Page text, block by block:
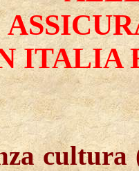
ITALIA
cultura